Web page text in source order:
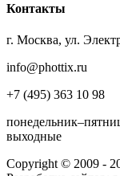
Контакты
г. Москва, ул.
info@phottix.ru
+7 (495) 363 10 98
выходные
Copyright © 2009 -